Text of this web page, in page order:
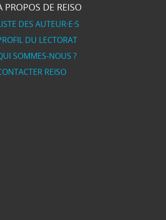
PROPOS DE REISO
DES AUTEUR·E·S
DU LECTORAT
SOMMES-NOUS ?
REISO